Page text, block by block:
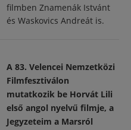
filmben Znamenák Istvánt
és Waskovics Andreát is.
A 83. Velencei Nemzetközi
Filmfesztiválon
mutatkozik be Horvát Lili
első angol nyelvű filmje, a
Jegyzeteim a Marsról